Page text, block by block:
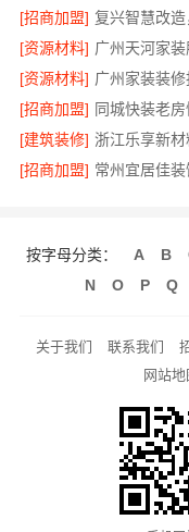
[招商加盟]
[资源材料] 广州天河家
[资源材料] 广州家装装
[招商加盟] 同城快装老
[建筑装修]
[招商加盟] 常州宜居佳
按字母分类： A B
N
O P Q
关于我们 联系我们
网站地